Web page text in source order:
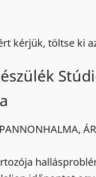
kérjük, töltse ki